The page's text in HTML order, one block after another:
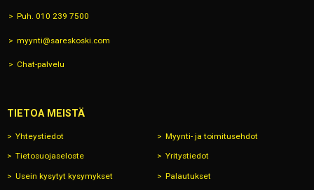
Puh. 010 239 7500
myynti@sareskoski.com
Chat-palvelu
TIETOA MEISTÄ
Yhteystiedot Myynti- ja toimitusehdot
Tietosuojaseloste Yritystiedot
Usein kysytyt kysymykset Palautukset